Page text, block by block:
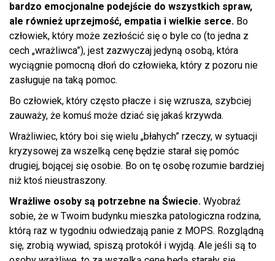
bardzo emocjonalne podejście do wszystkich spraw,
ale również uprzejmość, empatia i wielkie serce. Bo
człowiek, który może zezłościć się o byle co (to jedna z
cech „wrażliwca”), jest zazwyczaj jedyną osobą, która
wyciągnie pomocną dłoń do człowieka, który z pozoru nie
zasługuje na taką pomoc.
Bo człowiek, który często płacze i się wzrusza, szybciej
zauważy, że komuś może dziać się jakaś krzywda.
Wrażliwiec, który boi się wielu „błahych” rzeczy, w sytuacji
kryzysowej za wszelką cenę będzie starał się pomóc
drugiej, bojącej się osobie. Bo on tę osobę rozumie bardziej
niż ktoś nieustraszony.
Wrażliwe osoby są potrzebne na Świecie. Wyobraź
sobie, że w Twoim budynku mieszka patologiczna rodzina,
którą raz w tygodniu odwiedzają panie z MOPS. Rozglądną
się, zrobią wywiad, spiszą protokół i wyjdą. Ale jeśli są to